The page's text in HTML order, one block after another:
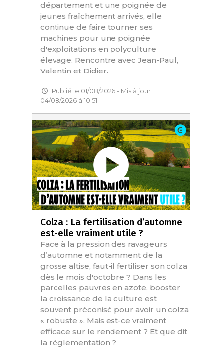
département et une poignée de
jeunes fraîchement arrivés, elle
continue de faire tourner ses
machines pour une poignée
d'exploitations en polyculture
élevage. Rencontre avec Jean-Paul,
Valentin et Didier.
Publié le 01/08/2026 - Mis à jour
04/08/2026 à 10:51
Colza : La fertilisation d’automne
est-elle vraiment utile ?
Face à la pression des ravageurs
d’automne et notamment de la
grosse altise, faut-il fertiliser son colza
dès le mois d'octobre ? Dans les
parcelles pauvres en azote, booster
la croissance de la culture est
souvent préconisé pour avoir un colza
« robuste ». Mais est-ce vraiment
efficace sur le rendement ? Et que dit
la réglementation ?